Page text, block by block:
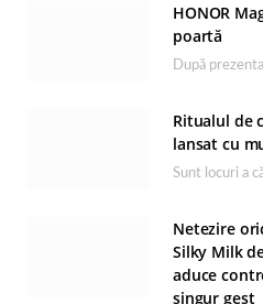
HONOR
poartă
Ritualul de
lansat cu
Netezire
Silky Milk
aduce
singur gest